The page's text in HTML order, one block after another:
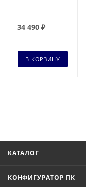
34 490 ₽
В КОРЗИНУ
КАТАЛОГ
КОНФИГУРАТОР ПК